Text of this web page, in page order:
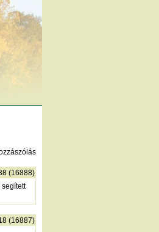
(16888)
segített
(16887)